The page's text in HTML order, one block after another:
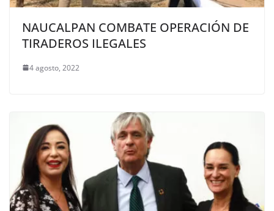
NAUCALPAN COMBATE OPERACIÓN DE
TIRADEROS ILEGALES
4 agosto, 2022